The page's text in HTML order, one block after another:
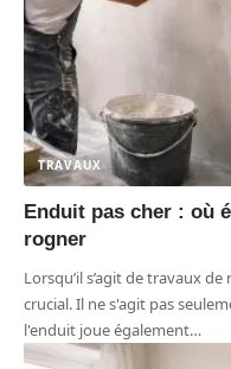
TRAVAUX
Enduit pas cher : où
rogner
Lorsqu’il s’agit de travaux
crucial. Il ne s'agit pas
l'enduit joue également…